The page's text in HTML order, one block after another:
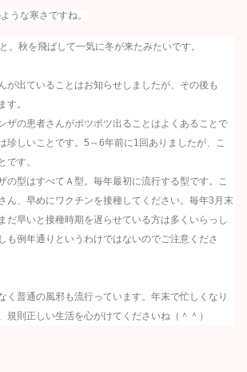
うな寒さですね。
。秋を飛ばして一気に冬が来たみたいです。
が出ていることはお知らせしましたが、その後も
す。
ザの患者さんがポツポツ出ることはよくあることで
珍しいことです。5～6年前に1回ありましたが、こ
です。
の型はすべてＡ型。毎年最初に流行する型です。こ
ん、早めにワクチンを接種してください。毎年3月末
だ早いと接種時期を遅らせている方は多くいらっし
も例年通りというわけではないのでご注意くださ
く普通の風邪も流行っています。年末で忙しくなり
規則正しい生活を心がけてくださいね（＾＾）